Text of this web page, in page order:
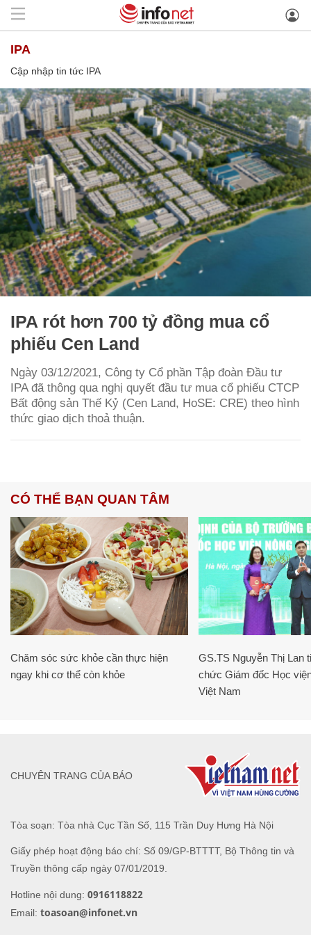
IPA
Cập nhập tin tức IPA
IPA rót hơn 700 tỷ đồng mua cổ
phiếu Cen Land
Ngày 03/12/2021, Công ty Cổ phần Tập đoàn Đầu tư
IPA đã thông qua nghị quyết đầu tư mua cổ phiếu CTCP
Bất động sản Thế Kỷ (Cen Land, HoSE: CRE) theo hình
thức giao dịch thoả thuận.
CÓ THỂ BẠN QUAN TÂM
Chăm sóc sức khỏe cần thực hiện
ngay khi cơ thể còn khỏe
GS.TS Nguyễn Thị Lan
chức Giám đốc Học
Việt Nam
Tòa soạn: Tòa nhà Cục Tần Số, 115 Trần Duy Hưng Hà Nội
Giấy phép hoạt động báo chí: Số 09/GP-BTTTT, Bộ Thông tin và
Truyền thông cấp ngày 07/01/2019.
Hotline nội dung: 0916118822
Email: toasoan@infonet.vn
CHUYÊN TRANG CỦA BÁO